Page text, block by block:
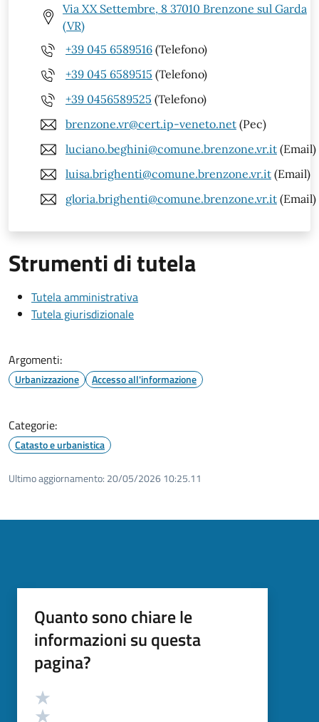
Via XX Settembre, 8 37010 Brenzone sul Garda
(VR)
+39 045 6589516 (Telefono)
+39 045 6589515 (Telefono)
+39 0456589525 (Telefono)
brenzone.vr@cert.ip-veneto.net (Pec)
luciano.beghini@comune.brenzone.vr.it (Email)
luisa.brighenti@comune.brenzone.vr.it (Email)
gloria.brighenti@comune.brenzone.vr.it (Email)
Strumenti di tutela
Tutela amministrativa
Tutela giurisdizionale
Argomenti:
Urbanizzazione Accesso all'informazione
Categorie:
Catasto e urbanistica
Ultimo aggiornamento: 20/05/2026 10:25.11
Quanto sono chiare le
informazioni su questa
pagina?
Valutazione